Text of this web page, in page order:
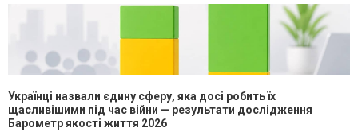
Українці назвали єдину сферу, яка досі робить їх
щасливішими під час війни — результати дослідження
Барометр якості життя 2026